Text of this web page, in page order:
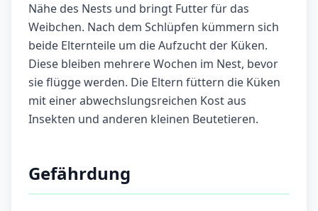
Nähe des Nests und bringt Futter für das
Weibchen. Nach dem Schlüpfen kümmern sich
beide Elternteile um die Aufzucht der Küken.
Diese bleiben mehrere Wochen im Nest, bevor
sie flügge werden. Die Eltern füttern die Küken
mit einer abwechslungsreichen Kost aus
Insekten und anderen kleinen Beutetieren.
Gefährdung